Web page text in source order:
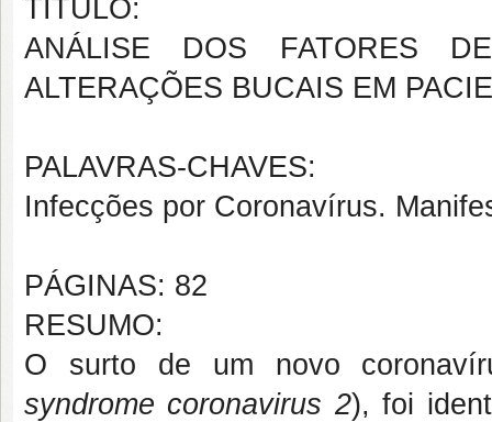
TÍTULO:
ANÁLISE DOS FATORES
ALTERAÇÕES BUCAIS EM
PALAVRAS-CHAVES:
Infecções por Coronavírus.
PÁGINAS: 82
RESUMO:
O surto de um novo
syndrome coronavirus 2), foi